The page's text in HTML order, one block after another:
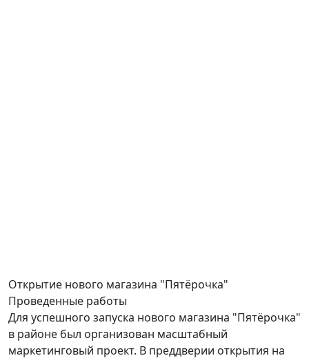
Открытие нового магазина "Пятёрочка"
Проведенные работы
Для успешного запуска нового магазина "Пятёрочка"
в районе был организован масштабный
маркетинговый проект. В преддверии открытия на